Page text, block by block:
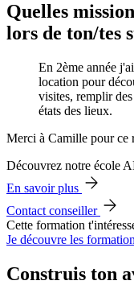
Quelles
lors de ton/tes
En 2ème année
location pour
visites, remplir
états des lieux.
Merci à Camille pour ce
Découvrez notre école
En savoir plus
Contact conseiller
Cette formation
Je découvre les
Construis ton